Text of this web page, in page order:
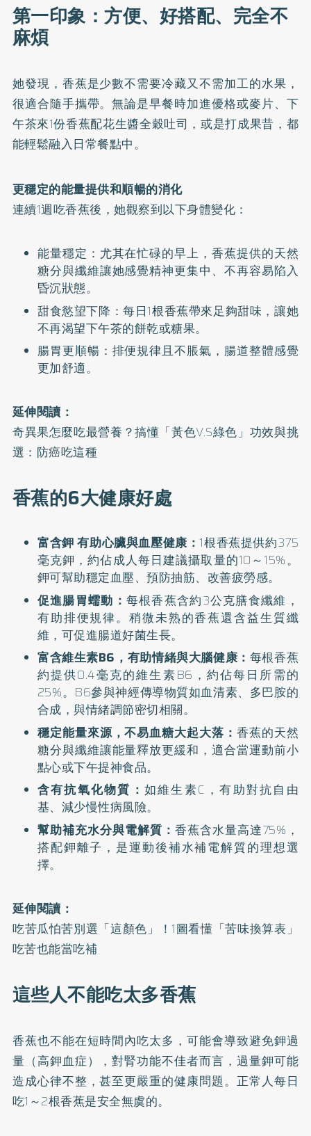
第一印象：方便、好搭配、完全不
麻煩
她發現，香蕉是少數不需要冷藏又不需加工的水果，
很適合隨手攜帶。無論是早餐時加進優格或麥片、下
午茶來1份香蕉配花生醬全穀吐司，或是打成果昔，都
能輕鬆融入日常餐點中。
更穩定的能量提供和順暢的消化
連續1週吃香蕉後，她觀察到以下身體變化：
能量穩定：尤其在忙碌的早上，香蕉提供的天然
糖分與纖維讓她感覺精神更集中、不再容易陷入
昏沉狀態。
甜食慾望下降：每日1根香蕉帶來足夠甜味，讓她
不再渴望下午茶的餅乾或糖果。
腸胃更順暢：排便規律且不脹氣，腸道整體感覺
更加舒適。
延伸閱讀：
奇異果怎麼吃最營養？搞懂「黃色V.S綠色」功效與挑
選：防癌吃這種
香蕉的6大健康好處
富含鉀 有助心臟與血壓健康：1根香蕉提供約375
毫克鉀，約佔成人每日建議攝取量的10～15%。
鉀可幫助穩定血壓、預防抽筋、改善疲勞感。
促進腸胃蠕動： 每根香蕉含約3公克膳食纖維，
有助排便規律。稍微未熟的香蕉還含益生質纖
維，可促進腸道好菌生長。
富含維生素B6，有助情緒與大腦健康： 每根香蕉
約提供0.4毫克的維生素B6，約佔每日所需的
25%。B6參與神經傳導物質如血清素、多巴胺的
合成，與情緒調節密切相關。
穩定能量來源，不易血糖大起大落： 香蕉的天然
糖分與纖維讓能量釋放更緩和，適合當運動前小
點心或下午提神食品。
含有抗氧化物質： 如維生素C，有助對抗自由
基、減少慢性病風險。
幫助補充水分與電解質： 香蕉含水量高達75%，
搭配鉀離子，是運動後補水補電解質的理想選
擇。
延伸閱讀：
吃苦瓜怕苦別選「這顏色」！1圖看懂「苦味換算表」
吃苦也能當吃補
這些人不能吃太多香蕉
香蕉也不能在短時間內吃太多，可能會導致避免鉀過
量（高鉀血症），對腎功能不佳者而言，過量鉀可能
造成心律不整，甚至更嚴重的健康問題。正常人每日
吃1～2根香蕉是安全無虞的。